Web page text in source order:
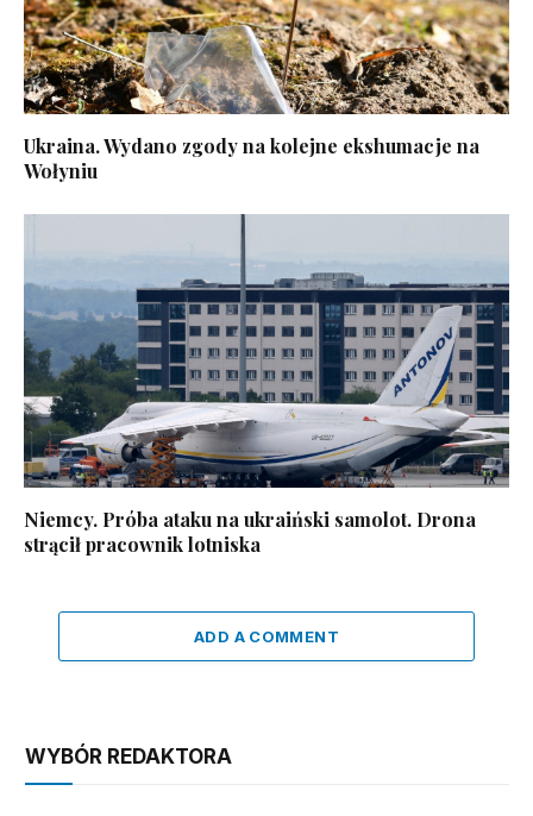
Ukraina. Wydano zgody na kolejne ekshumacje na
Wołyniu
Niemcy. Próba ataku na ukraiński samolot. Drona
strącił pracownik lotniska
ADD A COMMENT
WYBÓR REDAKTORA